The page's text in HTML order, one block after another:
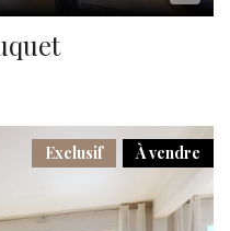
À vendre
Exclusif